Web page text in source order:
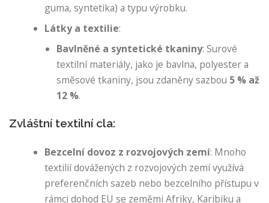
guma, syntetika) a typu výrobku.
Látky a textilie:
Bavlněné a syntetické tkaniny: Surové
textilní materiály, jako je bavlna, polyester a
směsové tkaniny, jsou zdaněny sazbou 5 % až
12 %.
Zvláštní textilní cla:
Bezcelní dovoz z rozvojových zemí: Mnoho
textilií dovážených z rozvojových zemí využívá
preferenčních sazeb nebo bezcelního přístupu v
rámci dohod EU se zeměmi Afriky, Karibiku a